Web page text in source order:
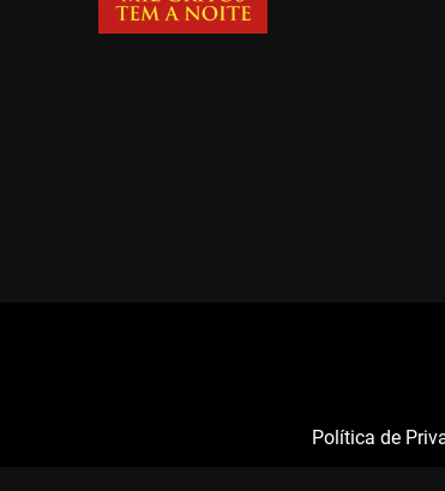
Política de